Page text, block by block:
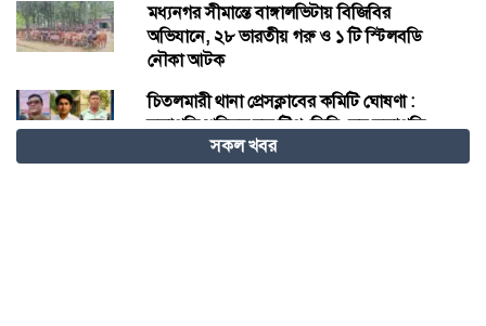
মধ্যনগর সীমান্তে বাঙ্গালভিটায় বিজিবির
অভিযানে, ২৮ ভারতীয় গরু ও ১ টি স্টিলবডি
নৌকা আটক
চিতলমারী থানা প্রেসক্লাবের কমিটি ঘোষণা :
সভাপতি শহিদুল হক টিপু, সিনি: সহ সভাপতি
মো: আজাদ খান, সাধারণ সম্পাদক অরুন কুমার
সকল খবর